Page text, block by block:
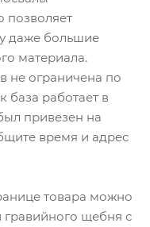
позволяет
даже большие
материала.
не ограничена по
база работает в
привезен на
время и адрес
товара можно
гравийного щебня с